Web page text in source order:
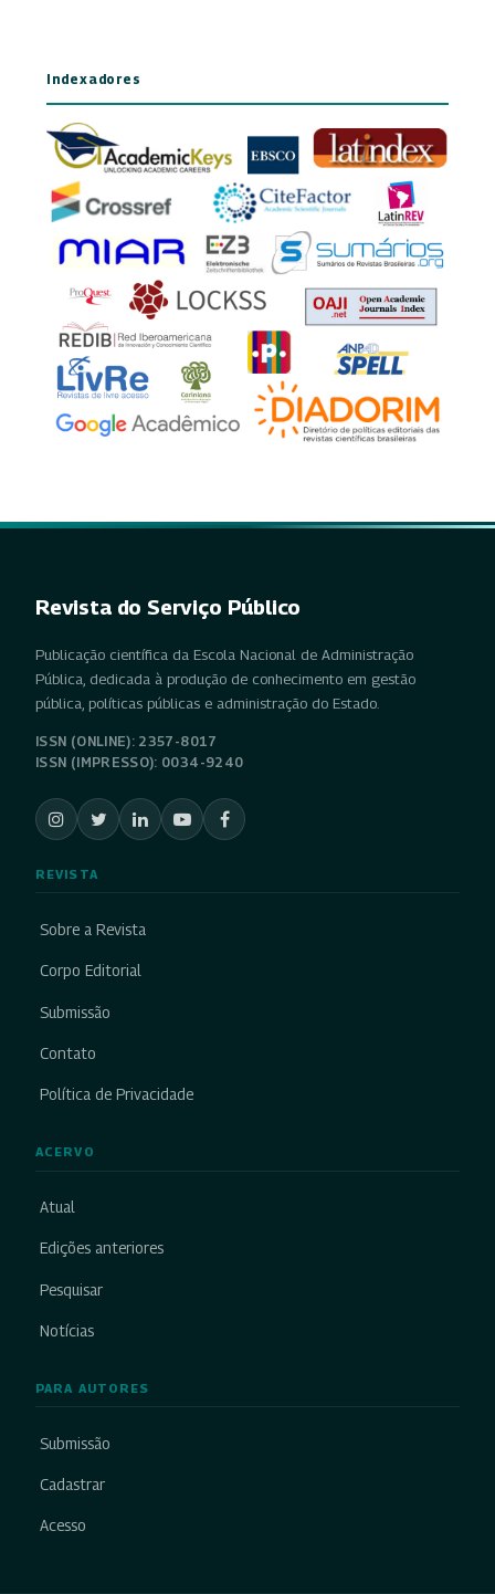
Indexadores
Revista do Serviço Público
Publicação científica da Escola Nacional de Administração
Pública, dedicada à produção de conhecimento em gestão
pública, políticas públicas e administração do Estado.
ISSN (ONLINE): 2357-8017
ISSN (IMPRESSO): 0034-9240
REVISTA
Sobre a Revista
Corpo Editorial
Submissão
Contato
Política de Privacidade
ACERVO
Atual
Edições anteriores
Pesquisar
Notícias
PARA AUTORES
Submissão
Cadastrar
Acesso